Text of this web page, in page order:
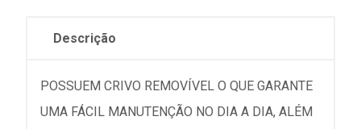
Descrição
POSSUEM CRIVO REMOVÍVEL O QUE GARANTE
UMA FÁCIL MANUTENÇÃO NO DIA A DIA, ALÉM